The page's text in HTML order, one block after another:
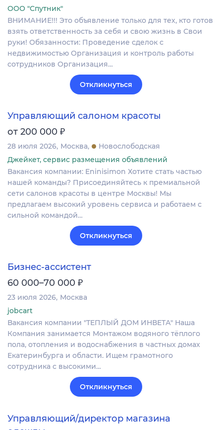
ООО "Спутник"
ВНИМАНИЕ!!! Это объявление только для тех, кто готов
взять ответственность за себя и свою жизнь в Свои
руки! Обязанности: Проведение сделок с
недвижимостью Организация и контроль работы
сотрудников Организация…
Откликнуться
Управляющий салоном красоты
от 200 000 ₽
28 июля 2026 Москва
Новослободская
Джейкет, сервис размещения объявлений
Вакансия компании: Eninisimon Хотите стать частью
нашей команды? Присоединяйтесь к премиальной
сети салонов красоты в центре Москвы! Мы
предлагаем высокий уровень сервиса и работаем с
сильной командой…
Откликнуться
Бизнес-ассистент
60 000–70 000 ₽
23 июля 2026 Москва
jobcart
Вакансия компании "ТЕПЛЫЙ ДОМ ИНВЕТА" Наша
Компания занимается Монтажом водяного тёплого
пола, отопления и водоснабжения в частных домах
Екатеринбурга и области. Ищем грамотного
сотрудника с высокими…
Откликнуться
Управляющий/директор магазина